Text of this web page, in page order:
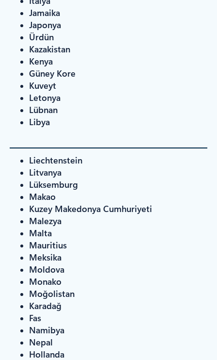
Jamaika
Japonya
Ürdün
Kazakistan
Kenya
Güney Kore
Kuveyt
Letonya
Lübnan
Libya
Liechtenstein
Litvanya
Lüksemburg
Makao
Kuzey Makedonya Cumhuriyeti
Malezya
Malta
Mauritius
Meksika
Moldova
Monako
Moğolistan
Karadağ
Fas
Namibya
Nepal
Hollanda